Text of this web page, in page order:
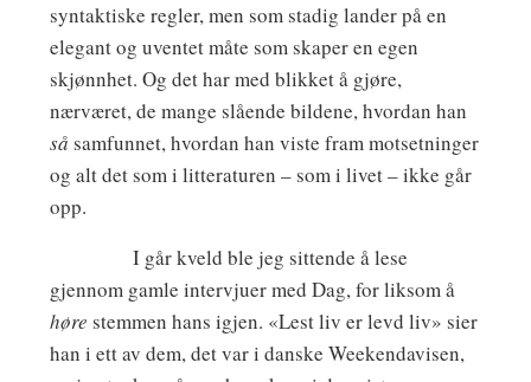
syntaktiske regler, men som stadig lander på en
elegant og uventet måte som skaper en egen
skjønnhet. Og det har med blikket å gjøre,
nærværet, de mange slående bildene, hvordan han
så samfunnet, hvordan han viste fram motsetninger
og alt det som i litteraturen – som i livet – ikke går
opp.
I går kveld ble jeg sittende å lese
gjennom gamle intervjuer med Dag, for liksom å
høre stemmen hans igjen. «Lest liv er levd liv» sier
han i ett av dem, det var i danske Weekendavisen,